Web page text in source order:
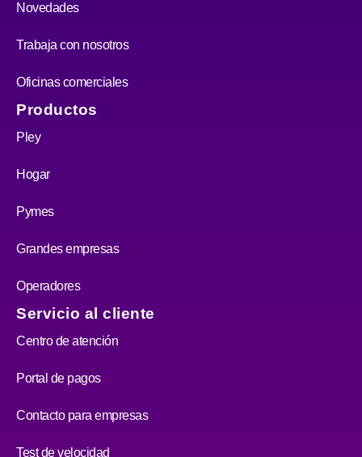
Novedades
Trabaja con nosotros
Oficinas comerciales
Productos
Pley
Hogar
Pymes
Grandes empresas
Operadores
Servicio al cliente
Centro de atención
Portal de pagos
Contacto para empresas
Test de velocidad